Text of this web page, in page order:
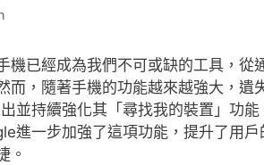
機已經成為我們不可或缺的工具，從
而，隨著手機的功能越來越強大，遺
並持續強化其「尋找我的裝置」功
進一步加強了這項功能，提升了用
。